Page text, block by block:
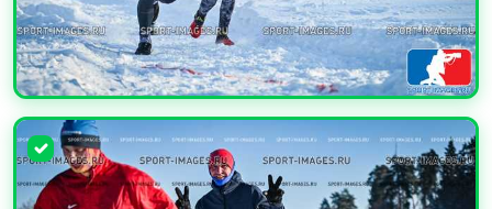
УВЕЛИЧИТЬ